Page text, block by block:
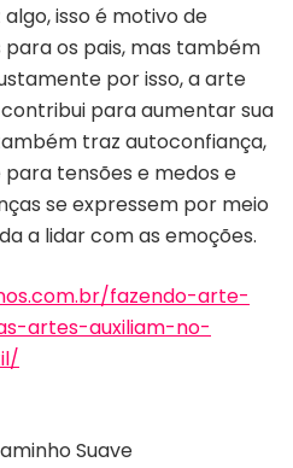
isso é motivo de
os pais, mas também
por isso, a arte
para aumentar sua
traz autoconfiança,
tensões e medos e
se expressem por meio
a lidar com as emoções.
fazendo-arte-
artes-auxiliam-no-
Suave